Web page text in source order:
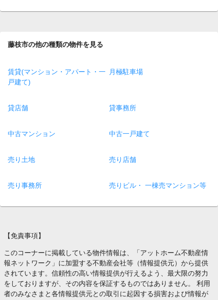
page
藤枝市の他の種類の物件を見る
賃貸(マンション・アパート・一
戸建て)
月極駐車場
貸店舗 貸事務所
中古マンション 中古一戸建て
売り土地 売り店舗
売り事務所 売りビル・ 一棟売マンション等
【免責事項】
このコーナーに掲載している物件情報は、「アットホーム不動産情
報ネットワーク」に加盟する不動産会社等（情報提供元）から提供
されています。信頼性の高い情報提供が行えるよう、最大限の努力
をしておりますが、その内容を保証するものではありません。 利用
者のみなさまと各情報提供元との取引に起因する損害および情報が